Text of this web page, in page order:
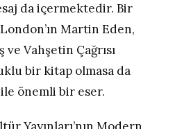
da içermektedir. Bir
Martin Eden,
Vahşetin Çağrısı
bir kitap olmasa da
önemli bir eser.